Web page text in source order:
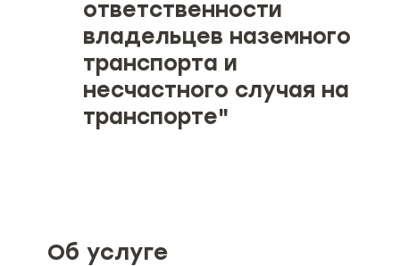
ответственности
владельцев наземного
транспорта и
несчастного случая на
транспорте"
Об услуге